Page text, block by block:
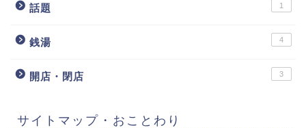
話題 1
銭湯 4
開店・閉店 3
サイトマップ・おことわり